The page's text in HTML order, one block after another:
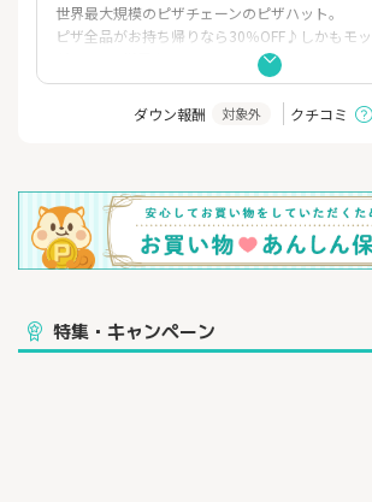
世界最大規模のピザチェーンのピザハット。
ピザ全品がお持ち帰りなら30％OFF♪しかもモ
お買い求めになりやすい価格で提供します！
ダウン報酬
対象外 クチコミ
特集・キャンペーン